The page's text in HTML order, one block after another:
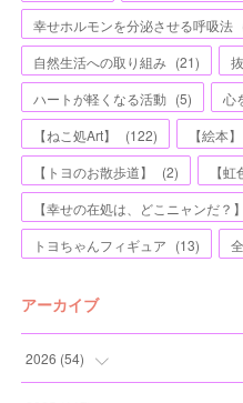
幸せホルモンを分泌させる呼吸法
自然生活への取り組み (21)
ハートが軽くなる活動 (5) 心
【ねこ処Art】
(122) 【絵本】
【トヨのお散歩道】
(2) 【
【幸せの在処は、どこニャンだ？】
トヨちゃんフィギュア (13)
アーカイブ
2026 (54)